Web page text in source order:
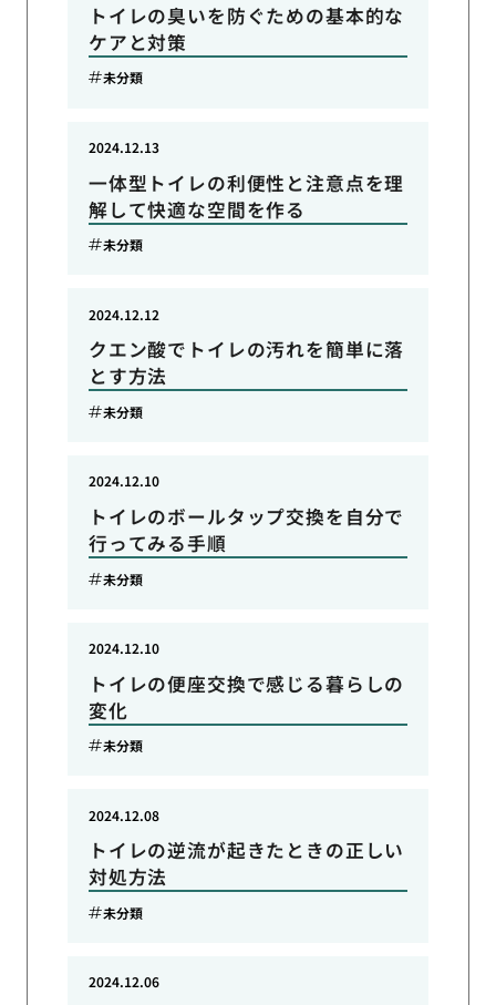
トイレの臭いを防ぐための基本的な
ケアと対策
未分類
一体型トイレの利便性と注意点を理
解して快適な空間を作る
2024.12.13
未分類
クエン酸でトイレの汚れを簡単に落
とす方法
2024.12.12
未分類
トイレのボールタップ交換を自分で
行ってみる手順
2024.12.10
未分類
トイレの便座交換で感じる暮らしの
変化
2024.12.10
未分類
トイレの逆流が起きたときの正しい
対処方法
2024.12.08
未分類
2024.12.06